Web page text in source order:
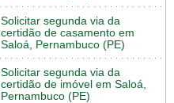
Solicitar segunda via da
certidão de casamento em
Saloá, Pernambuco (PE)
Solicitar segunda via da
certidão de imóvel em Saloá,
Pernambuco (PE)